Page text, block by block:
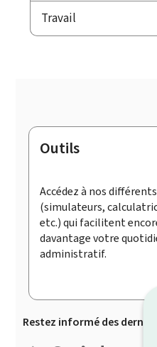
Travail
Pied
page
Outils
Accédez à nos
(simulateurs,
etc.) qui facilitent
davantage votre
administratif.
Restez informé des